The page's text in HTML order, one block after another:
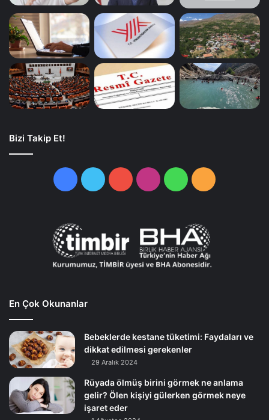
Bizi Takip Et!
FacebookTwitterYouTubeInstagramWhatsApp
RSS
En Çok Okunanlar
Bebeklerde kestane tüketimi: Faydaları ve
dikkat edilmesi gerekenler
29 Aralık 2024
Rüyada ölmüş birini görmek ne anlama
gelir? Ölen kişiyi gülerken görmek neye
işaret eder